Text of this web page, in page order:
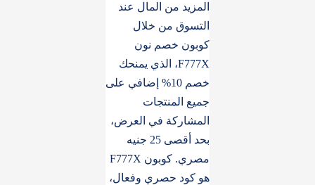
المزيد من المال عند
التسوق من خلال
كوبون خصم نون
F777X، الذي يمنحك
خصم 10% إضافي على
جميع المنتجات
المشاركة في العرض،
بحد أقصى 25 جنيه
مصري. كوبون F777X
هو كود حصري وفعال،